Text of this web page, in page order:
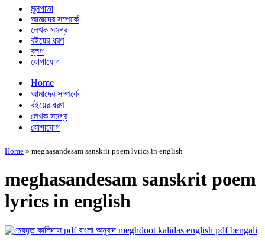
মূলপাতা
আমাদের সম্পর্কে
লেখক সমগ্র
বইয়ের ধরণ
ব্লগ
যোগাযোগ
Home
আমাদের সম্পর্কে
বইয়ের ধরণ
লেখক সমগ্র
যোগাযোগ
Home » meghasandesam sanskrit poem lyrics in english
meghasandesam sanskrit poem
lyrics in english